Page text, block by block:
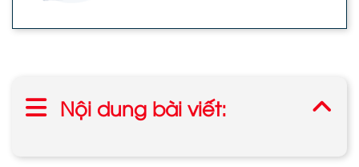
Nội dung bài viết: